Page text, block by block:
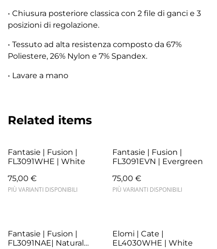
• Chiusura posteriore classica con 2 file di ganci e 3
posizioni di regolazione.
• Tessuto ad alta resistenza composto da 67%
Poliestere, 26% Nylon e 7% Spandex.
• Lavare a mano
Related items
Fantasie | Fusion |
FL3091WHE | White
75,00 €
PIÙ VARIANTI DISPONIBILI
Fantasie | Fusion |
FL3091EVN | Evergreen
75,00 €
PIÙ VARIANTI DISPONIBILI
Fantasie | Fusion |
FL3091NAE| Natural
Elomi | Cate |
EL4030WHE | White